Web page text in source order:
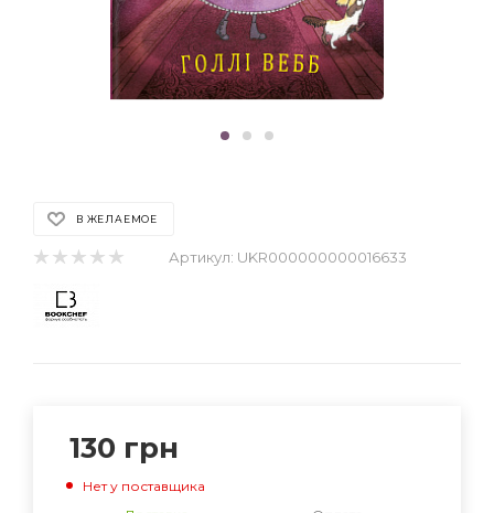
В ЖЕЛАЕМОЕ
Артикул: UKR000000000016633
130 грн
Нет у поставщика